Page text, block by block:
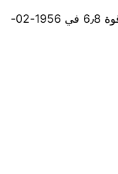
أقوى زلزال مسجل قرب Ensenada بلغ قوة 6٫8 في 1956-02-